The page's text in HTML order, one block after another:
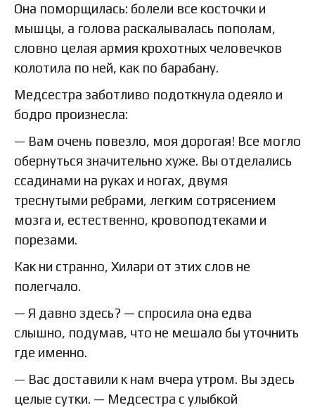
Она поморщилась: болели все косточки и
мышцы, а голова раскалывалась пополам,
словно целая армия крохотных человечков
колотила по ней, как по барабану.
Медсестра заботливо подоткнула одеяло и
бодро произнесла:
— Вам очень повезло, моя дорогая! Все могло
обернуться значительно хуже. Вы отделались
ссадинами на руках и ногах, двумя
треснутыми ребрами, легким сотрясением
мозга и, естественно, кровоподтеками и
порезами.
Как ни странно, Хилари от этих слов не
полегчало.
— Я давно здесь? — спросила она едва
слышно, подумав, что не мешало бы уточнить
где именно.
— Вас доставили к нам вчера утром. Вы здесь
целые сутки. — Медсестра с улыбкой